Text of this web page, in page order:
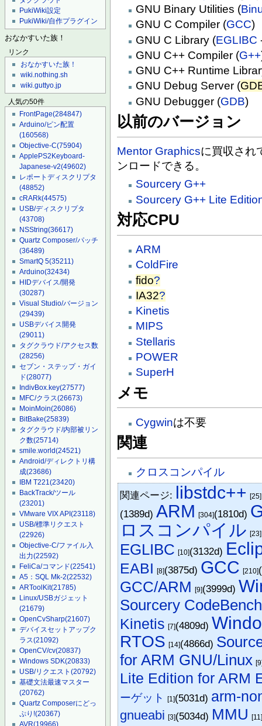
PukiWiki設定
PukiWiki/自作プラグイン
おなかすいた族！
リンク
おなかすいた族！
wiki.nothing.sh
wiki.guttyo.jp
人気の50件
FrontPage(284847)
Arduino/ピン配置
(160568)
Objective-C(75904)
ApplePS2Keyboard-
Japanese-v2(49602)
レポートディスクリプタ
(48852)
cRARk(44575)
USB/ディスクリプタ
(43708)
NSString(36617)
Quartz Composer/パッチ
(36489)
SmartQ 5(35211)
Arduino(32434)
HIDデバイス/開発
(30287)
Visual Studio/バージョン
(29439)
USBデバイス開発
(29011)
タグクラウド/アクセス数
(28256)
セブン・ステップ・ガイ
ド(28077)
IndivBox.key(27577)
MFC/クラス(26673)
MoinMoin(26086)
BitBake(25839)
タグクラウド/内部被リン
ク数(25714)
smile.world(24521)
Android/ディレクトリ構
成(23686)
IBM T221(23420)
BackTrack/ツール
(23201)
VMware VIX API(23118)
USB/標準リクエスト
(22926)
Objective-C/ファイル入
出力(22592)
FeliCa/コマンド(22541)
A5：SQL Mk-2(22532)
ARToolKit(21785)
Linux/USBガジェット
(21679)
OpenCvSharp(21607)
デバイスセットアップク
ラス(21092)
OpenCV/cv(20837)
Windows SDK(20833)
USB/リクエスト(20792)
基礎文法最速マスター
(20762)
Quartz Composerにどっ
ぷり!(20367)
AVR(19966)
GNU Binary Utilities (
GNU C Compiler (GCC)
GNU C Library (EGLIBC
GNU C++ Compiler (G++
GNU C++ Runtime
GNU Debug Server (
GNU Debugger (GDB)
以前のバージョン
Mentor Graphicsに買収され
ンロードできる。
Sourcery G++
Sourcery G++ Lite
対応CPU
ARM
ColdFire
fido?
IA32?
Kinetis
MIPS
Stellaris
POWER
SuperH
メモ
Cygwinは不要
関連
クロスコンパイル
関連ページ: libstdc++ [25]
(1389d)ARM [304](1810d)
ロスコンパイル [23]
EGLIBC [10](3132d)
EABI [8](3875d) GCC [210]
GCC/ARM [9](3999d)
Sourcery CodeBench
Kinetis [7](4809d)
RTOS [14](4866d)
for ARM GNU/Linux
Lite Edition for ARM
ーゲット [1](5031d) arm-
gnueabi [3](5034d) MMU